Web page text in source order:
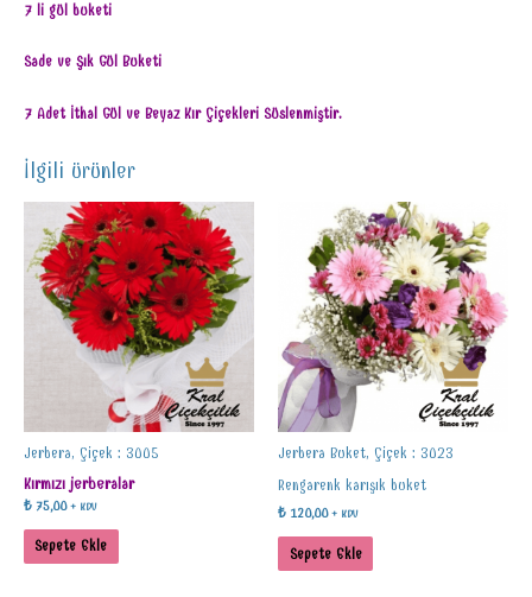
7 li gül buketi
Sade ve Şık Gül Buketi
7 Adet İthal Gül ve Beyaz Kır Çiçekleri Süslenmiştir.
İlgili ürünler
Jerbera, Çiçek : 3005
Kırmızı jerberalar
₺75,00 + KDV
Sepete Ekle
Jerbera Buket, Çiçek : 3023
Rengarenk karışık buket
₺ 120,00 + KDV
Sepete Ekle